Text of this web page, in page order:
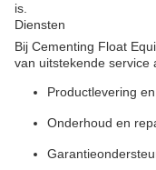
is.
Diensten
Bij Cementing Float
van uitstekende service
Productlevering
Onderhoud en